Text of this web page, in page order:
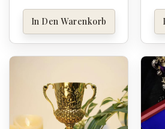
In Den Warenkorb